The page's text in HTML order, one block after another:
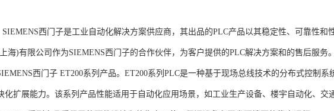
西门子是工业自动化解决方案供应商，其出品的PLC产品以其稳定性、可靠性和性
海)有限公司作为SIEMENS西门子的合作伙伴，为客户提供的PLC解决方案和的售后服务
西门子 ET200系列产品。ET200系列PLC是一种基于现场总线技术的分布式控制
化扩展能力。该系列产品性能适用于自动化应用场景，如工业生产设备、楼宇自动化、交